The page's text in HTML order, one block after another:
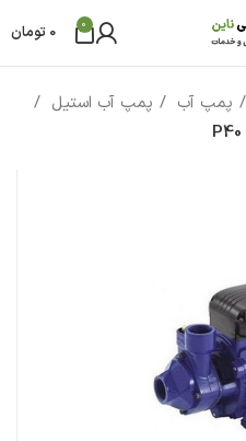
0
0 تومان
پمپ آب
پمپ آب استیل